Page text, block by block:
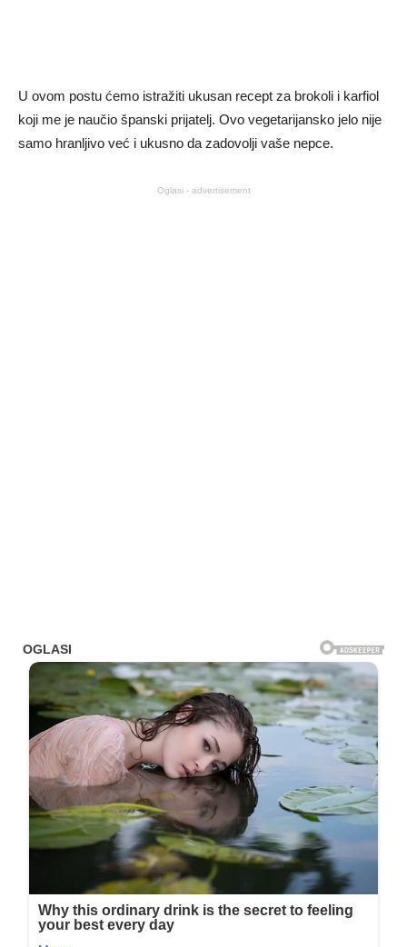
U ovom postu ćemo istražiti ukusan recept za brokoli i karfiol
koji me je naučio španski prijatelj. Ovo vegetarijansko jelo nije
samo hranljivo već i ukusno da zadovolji vaše nepce.
Oglasi - advertisement